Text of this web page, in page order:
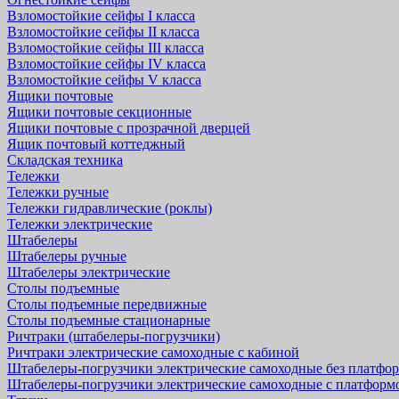
Взломостойкие сейфы I класса
Взломостойкие сейфы II класса
Взломостойкие сейфы III класса
Взломостойкие сейфы IV класса
Взломостойкие сейфы V класса
Ящики почтовые
Ящики почтовые секционные
Ящики почтовые с прозрачной дверцей
Ящик почтовый коттеджный
Складская техника
Тележки
Тележки ручные
Тележки гидравлические (роклы)
Тележки электрические
Штабелеры
Штабелеры ручные
Штабелеры электрические
Столы подъемные
Столы подъемные передвижные
Столы подъемные стационарные
Ричтраки (штабелеры-погрузчики)
Ричтраки электрические самоходные с кабиной
Штабелеры-погрузчики электрические самоходные без
Штабелеры-погрузчики электрические самоходные с